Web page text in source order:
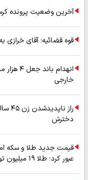
آخرین وضعیت پرونده
قوه قضائیه: آقای خرازی
خارجی
دخترش
عبور کرد؛ طلا ۱۹ میلیون تومان شد + جدول